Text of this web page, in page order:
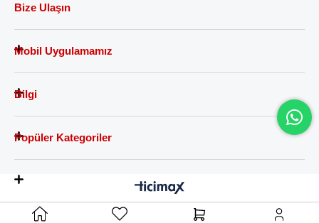
Bize Ulaşın
Mobil Uygulamamız
Bilgi
Popüler Kategoriler